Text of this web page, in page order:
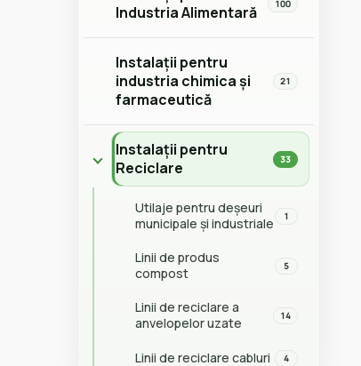
Industria Alimentară
100
Instalații pentru
industria chimica și
farmaceutică
21
Instalații pentru
Reciclare
33
Utilaje pentru deșeuri
municipale și industriale
1
Linii de produs
compost
5
Linii de reciclare a
anvelopelor uzate
14
Linii de reciclare cabluri 4